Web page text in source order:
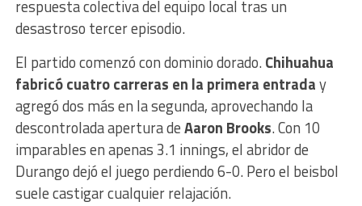
respuesta colectiva del equipo local tras un
desastroso tercer episodio.
El partido comenzó con dominio dorado.Chihuahua
fabricó cuatro carreras en la primera entraday
agregó dos más en la segunda, aprovechando la
descontrolada apertura deAaron Brooks. Con 10
imparables en apenas 3.1 innings, el abridor de
Durango dejó el juego perdiendo 6-0. Pero el beisbol
suele castigar cualquier relajación.